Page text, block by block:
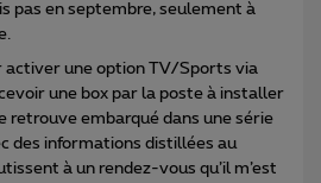
pas en septembre, seulement à
activer une option TV/Sports via
une box par la poste à installer
retrouve embarqué dans une série
des informations distillées au
à un rendez-vous qu’il m’est